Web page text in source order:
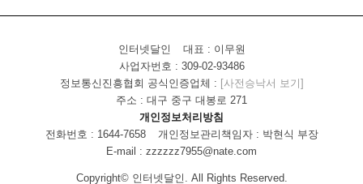
인터넷달인
대표 : 이무원
사업자번호 : 309-02-93486
정보통신진흥협회 공식인증업체 : [사전승낙서 보기]
주소 : 대구 중구 대봉로 271
개인정보처리방침
전화번호 : 1644-7658
개인정보관리책임자 : 박현식 부장
E-mail : zzzzzz7955@nate.com
Copyright© 인터넷달인. All Rights Reserved.